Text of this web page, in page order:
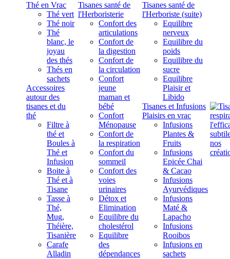
Thé en Vrac
Thé vert
Thé noir
Thé
blanc, le
joyau
des thés
Thés en
sachets
Accessoires
autour des
tisanes et du
thé
Filtre à
thé et
Boules à
Thé et
Infusion
Boite à
Thé et à
Tisane
Tasse à
Thé,
Mug,
Théière,
Tisanière
Carafe
Alladin
Tisanes santé de
l'Herboristerie
Confort des
articulations
Confort de
la digestion
Confort de
la circulation
Confort
jeune
maman et
bébé
Confort
Ménopause
Confort de
la respiration
Confort du
sommeil
Confort des
voies
urinaires
Détox et
Elimination
Equilibre du
cholestérol
Equilibre
des
dépendances
Tisanes santé de
l'Herboriste (suite)
Equilibre
nerveux
Equilibre du
poids
Equilibre du
sucre
Equilibre
Plaisir et
Libido
Tisanes et Infusions
Plaisirs en vrac
Infusions
Plantes &
Fruits
Infusions
Epicée Chai
& Cacao
Infusions
Ayurvédiques
Infusions
Maté &
Lapacho
Infusions
Rooibos
Infusions en
sachets